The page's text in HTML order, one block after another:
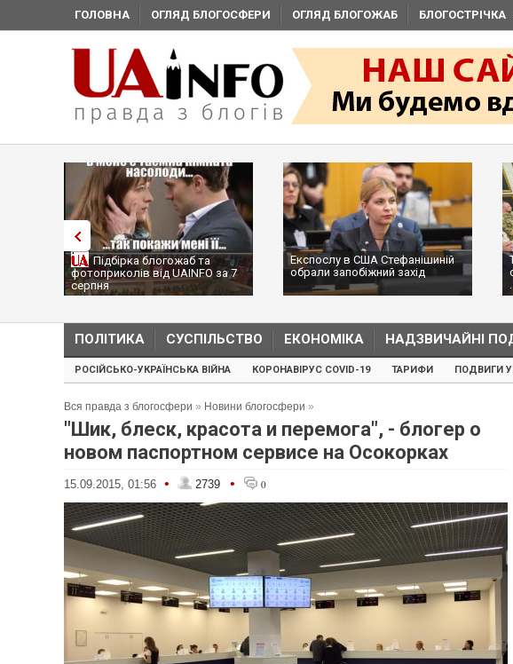
ГОЛОВНА ОГЛЯД БЛОГОСФЕРИ ОГЛЯД БЛОГОЖАБ БЛОГОСТРІЧКА
Підбірка блогожаб та
фотоприколів від UAINFO за 7
серпня
Експослу в США Стефанішиній
обрали запобіжний захід
ПОЛІТИКА СУСПІЛЬСТВО ЕКОНОМІКА НАДЗВИЧАЙНІ
РОСІЙСЬКО-УКРАЇНСЬКА ВІЙНА КОРОНАВІРУС COVID-19 ТАРИФИ ПОДВИГИ
Вся правда з блогосфери » Новини блогосфери »
"Шик, блеск, красота и ‪перемога", - блогер о
новом паспортном сервисе на Осокорках
15.09.2015, 01:56 • 2739 • 0